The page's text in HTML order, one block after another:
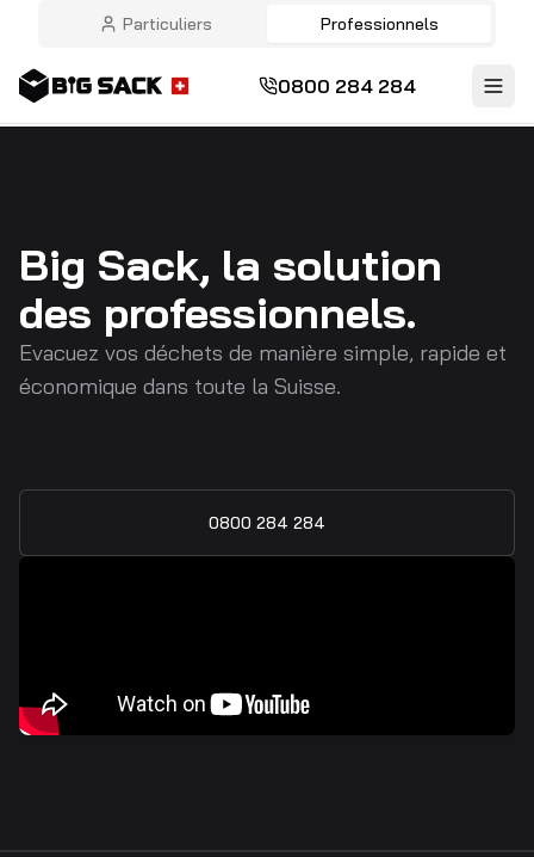
Particuliers Professionnels
0800 284 284
Big Sack, la solution
des professionnels.
Evacuez vos déchets de manière simple, rapide et
économique dans toute la Suisse.
0800 284 284